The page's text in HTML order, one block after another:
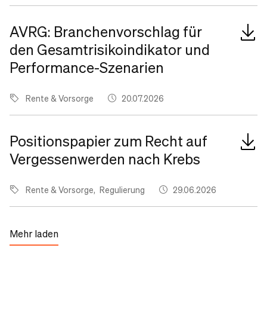
AVRG: Branchenvorschlag für
den Gesamtrisikoindikator und
Performance-Szenarien
Rente & Vorsorge 20.07.2026
Positionspapier zum Recht auf
Vergessenwerden nach Krebs
Rente & Vorsorge Regulierung 29.06.2026
Mehr laden